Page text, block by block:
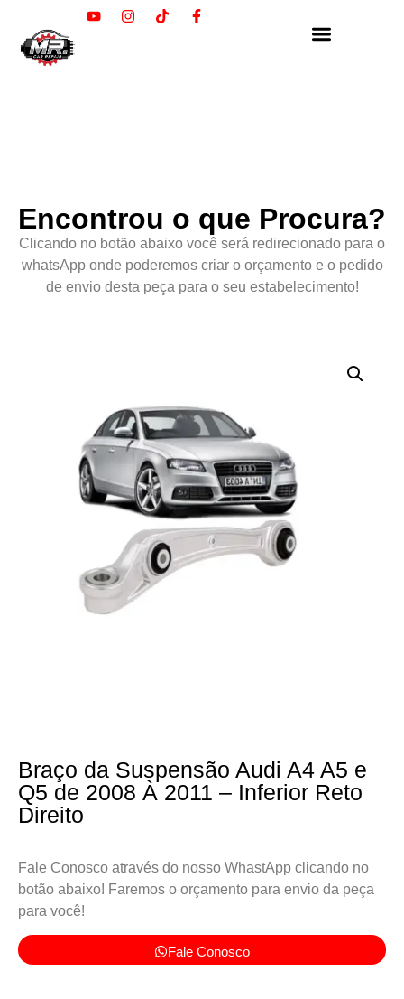
Encontrou o que Procura?
Clicando no botão abaixo você será redirecionado para o
whatsApp onde poderemos criar o orçamento e o pedido
de envio desta peça para o seu estabelecimento!
Braço da Suspensão Audi A4 A5 e
Q5 de 2008 À 2011 – Inferior Reto
Direito
Fale Conosco através do nosso WhastApp clicando no
botão abaixo! Faremos o orçamento para envio da peça
para você!
Fale Conosco